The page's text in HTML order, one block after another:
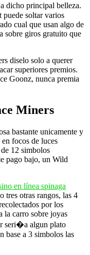
dicho principal belleza.
soltar varios
cual que usan algo de
sobre giros gratuito que
diselo solo a querer
superiores premios.
Goonz, nunca premia
Miners
bastante unicamente y
focos de luces
12 simbolos
pago bajo, un Wild
en línea spinaga
tres otras rangos, las 4
por los
la carro sobre joyas
seri�a algun plato
base a 3 simbolos las